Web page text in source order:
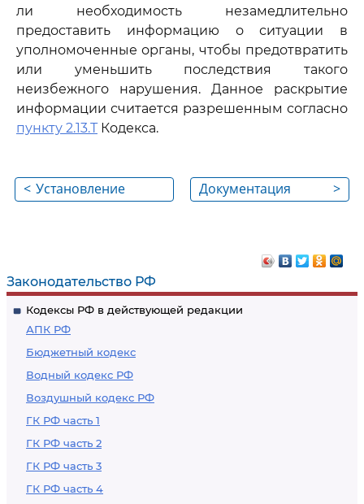
Законодательство РФ
Кодексы РФ в действующей редакции
АПК РФ
Бюджетный кодекс
Водный кодекс РФ
Воздушный кодекс РФ
ГК РФ часть 1
ГК РФ часть 2
ГК РФ часть 3
ГК РФ часть 4
ли необходимость незамедлительно
предоставить информацию о ситуации в
уполномоченные органы, чтобы предотвратить
или уменьшить последствия такого
неизбежного нарушения. Данное раскрытие
информации считается разрешенным согласно
пункту 2.13.ТКодекса.
< Установление
соответствующим
уполномоченным
органам
>
Документация